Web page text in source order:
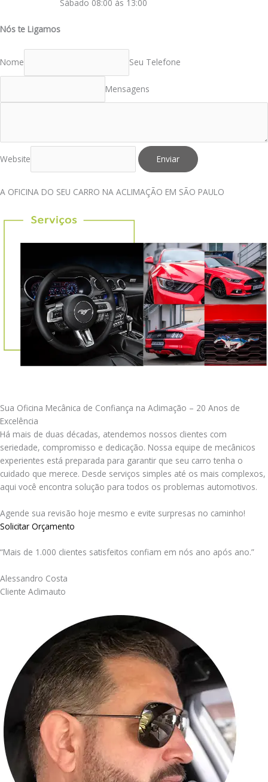
Sábado 08:00 às 13:00
Nós te Ligamos
Nome Seu Telefone
Mensagens
Website Enviar
A OFICINA DO SEU CARRO NA ACLIMAÇÃO EM SÃO PAULO
Sua Oficina Mecânica de Confiança na Aclimação – 20 Anos de
Excelência
Há mais de duas décadas, atendemos nossos clientes com
seriedade, compromisso e dedicação. Nossa equipe de mecânicos
experientes está preparada para garantir que seu carro tenha o
cuidado que merece. Desde serviços simples até os mais complexos,
aqui você encontra solução para todos os problemas automotivos.
Agende sua revisão hoje mesmo e evite surpresas no caminho!
Solicitar Orçamento
“Mais de 1.000 clientes satisfeitos confiam em nós ano após ano.”
Alessandro Costa
Cliente Aclimauto